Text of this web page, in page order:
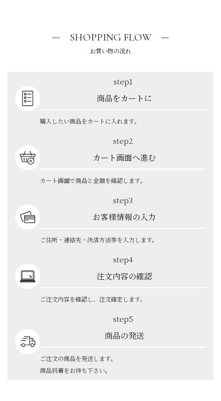
SHOPPING FLOW
お買い物の流れ
step1
商品をカートに
購入したい商品をカートに入れます。
step2
カート画面へ進む
カート画面で商品と金額を確認します。
step3
お客様情報の入力
ご住所・連絡先・決済方法等を入力します。
step4
注文内容の確認
ご注文内容を確認し、注文確定します。
step5
商品の発送
ご注文の商品を発送します。
商品到着をお待ち下さい。